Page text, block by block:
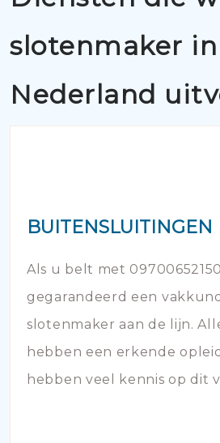
slotenmaker in
Nederland
BUITENSLUITINGEN
Als u belt met
gegarandeerd een
slotenmaker aan de lijn.
hebben een erkende
hebben veel kennis op dit